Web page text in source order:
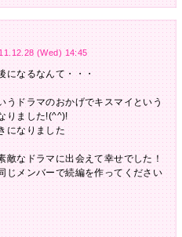
(Wed) 14:45
になるなんて・・・
うドラマのおかげでキスマイという
りました!(^^)!
になりました
敵なドラマに出会えて幸せでした！
じメンバーで続編を作ってください